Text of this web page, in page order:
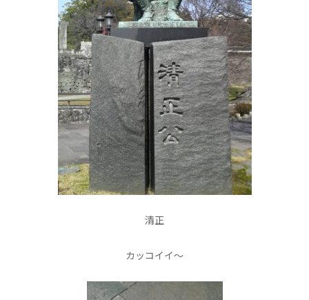
清正
カッコイイ〜